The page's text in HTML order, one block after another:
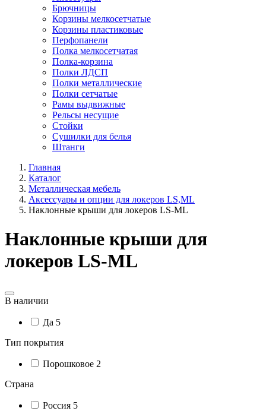
Брючницы
Корзины мелкосетчатые
Корзины пластиковые
Перфопанели
Полка мелкосетчатая
Полка-корзина
Полки ЛДСП
Полки металлические
Полки сетчатые
Рамы выдвижные
Рельсы несущие
Стойки
Сушилки для белья
Штанги
Главная
Каталог
Металлическая мебель
Аксессуары и опции для локеров LS,ML
Наклонные крыши для локеров LS-ML
Наклонные крыши для
локеров LS-ML
В наличии
Да 5
Тип покрытия
Порошковое 2
Страна
Россия 5